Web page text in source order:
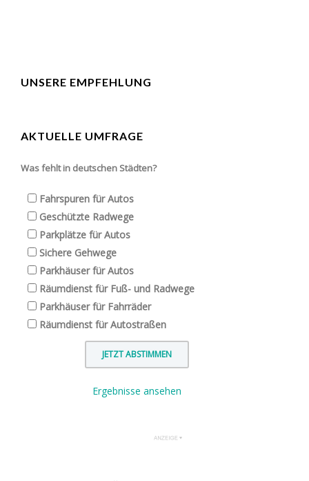
UNSERE EMPFEHLUNG
AKTUELLE UMFRAGE
Was fehlt in deutschen Städten?
Fahrspuren für Autos
Geschützte Radwege
Parkplätze für Autos
Sichere Gehwege
Parkhäuser für Autos
Räumdienst für Fuß- und Radwege
Parkhäuser für Fahrräder
Räumdienst für Autostraßen
Ergebnisse ansehen